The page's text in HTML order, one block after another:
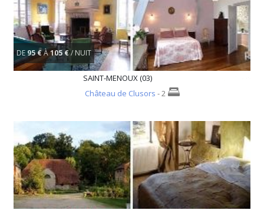
DE 95 €À105 €/ NUIT
SAINT-MENOUX (03)
Château de Clusors - 2